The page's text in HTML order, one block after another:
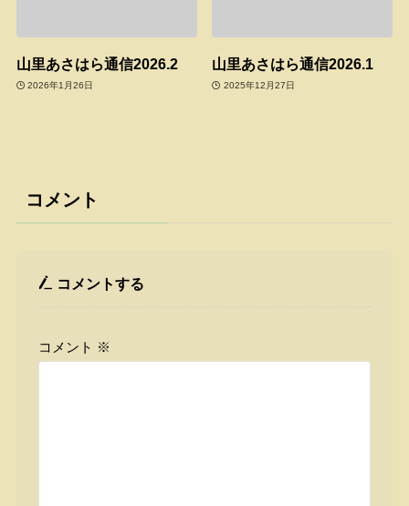
山里あさはら通信2026.2
2026年1月26日
山里あさはら通信2026.1
2025年12月27日
コメント
コメントする
コメント ※